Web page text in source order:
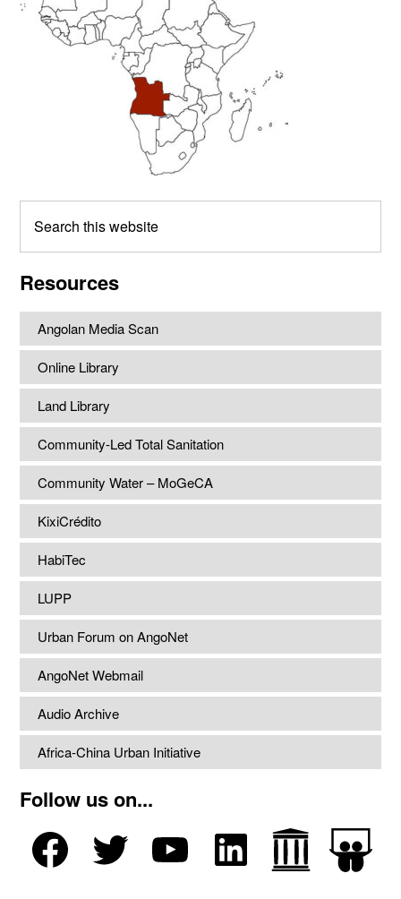
this
Resources
Angolan Media Scan
Online Library
Land Library
Community-Led Total Sanitation
Community Water – MoGeCA
KixiCrédito
HabiTec
LUPP
Urban Forum on AngoNet
AngoNet Webmail
Audio Archive
Africa-China Urban Initiative
Follow us on...